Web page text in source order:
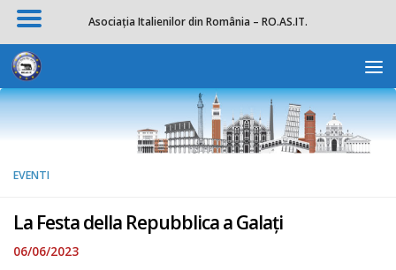
Apri la
Salta al contenuto
EVENTI
La Festa della Repubblica a Galați
06/06/2023
Asociația Italienilor din România – RO.AS.IT.